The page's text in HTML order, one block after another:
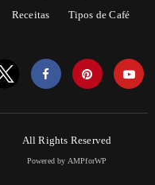
Receitas
Tipos de Café
All Rights Reserved
Powered by AMPforWP